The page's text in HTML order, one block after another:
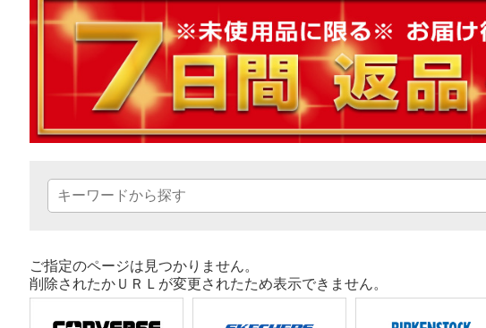
ご指定のページは見つかりません。
削除されたかＵＲＬが変更されたため表示できません。